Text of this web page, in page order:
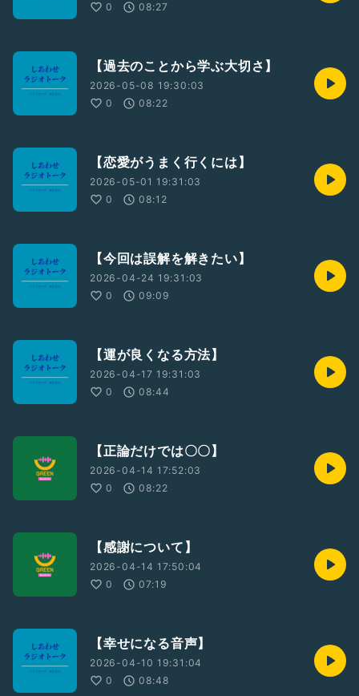
0
08:27
【過去のことから学ぶ大切さ】
2026-05-08 19:30:03
0
08:22
【恋愛がうまく行くには】
2026-05-01 19:31:03
0
08:12
【今回は誤解を解きたい】
2026-04-24 19:31:03
0
09:09
【運が良くなる方法】
2026-04-17 19:31:03
0
08:44
【正論だけでは〇〇】
2026-04-14 17:52:03
0
08:22
【感謝について】
2026-04-14 17:50:04
0
07:19
【幸せになる音声】
2026-04-10 19:31:04
0
08:48